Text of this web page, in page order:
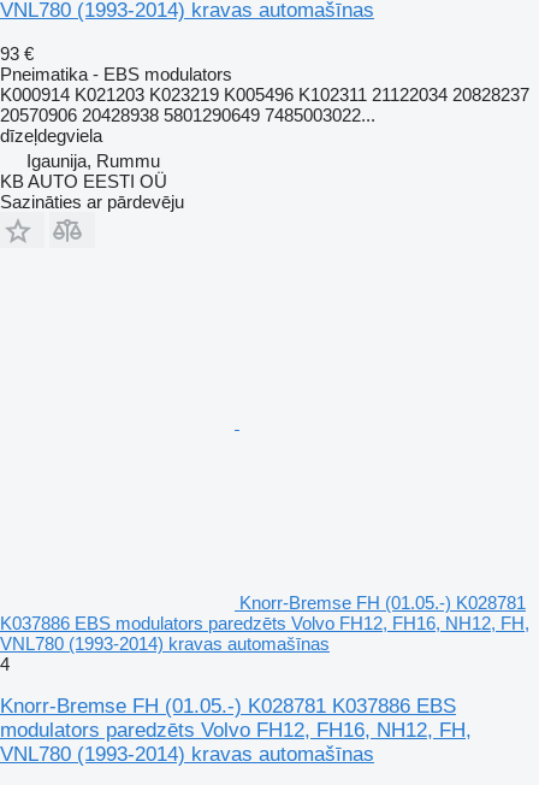
VNL780 (1993-2014) kravas automašīnas
93 €
Pneimatika - EBS modulators
K000914 K021203 K023219 K005496 K102311 21122034 20828237
20570906 20428938 5801290649 7485003022...
dīzeļdegviela
Igaunija, Rummu
KB AUTO EESTI OÜ
Sazināties ar pārdevēju
Knorr-Bremse FH (01.05.-) K028781
K037886 EBS modulators paredzēts Volvo FH12, FH16, NH12, FH,
VNL780 (1993-2014) kravas automašīnas
4
Knorr-Bremse FH (01.05.-) K028781 K037886 EBS
modulators paredzēts Volvo FH12, FH16, NH12, FH,
VNL780 (1993-2014) kravas automašīnas